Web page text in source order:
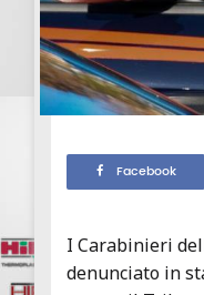
Facebook
I Carabinieri
denunciato in